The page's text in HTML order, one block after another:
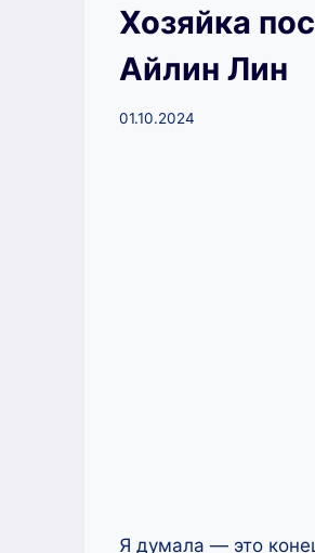
Хозяйка
Айлин Лин
01.10.2024
Я думала — это